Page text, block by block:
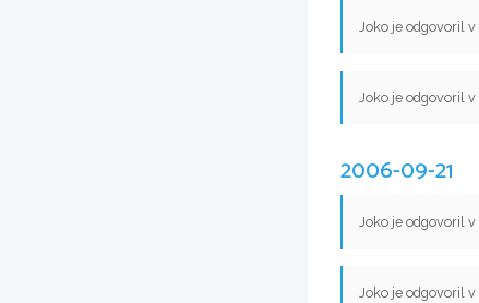
Joko je odgovoril v
Joko je odgovoril v
2006-09-21
Joko je odgovoril v
Joko je odgovoril v